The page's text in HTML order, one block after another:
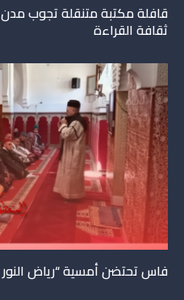
قافلة مكتبة متنقلة تجوب
ثقافة القراءة
فاس تحتضن أمسية “رياض النور 3” للمديح والسماع الصوفي